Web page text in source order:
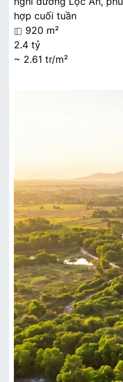
hợp cuối tuần
920 m²
2.4 tỷ
~ 2.61 tr/m²